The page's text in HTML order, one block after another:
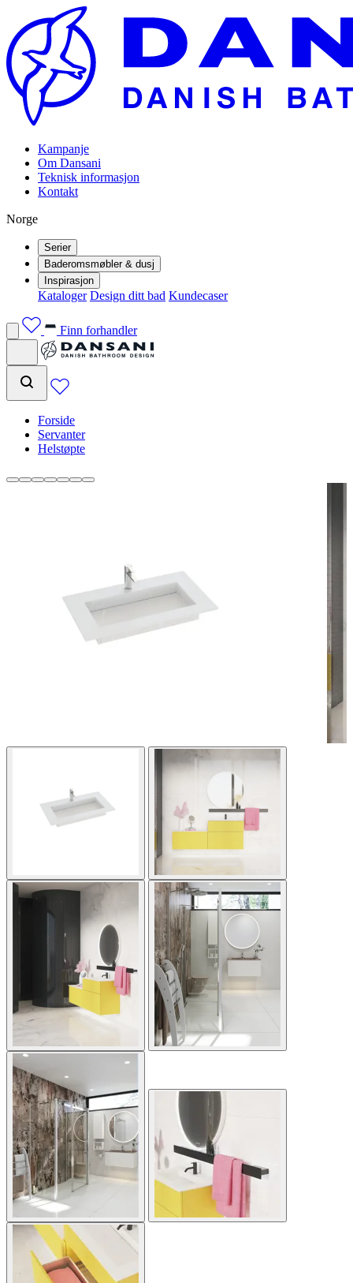
Kampanje
Om Dansani
Teknisk informasjon
Kontakt
Norge
Serier
Baderomsmøbler & dusj
Inspirasjon
Kataloger Design ditt bad Kundecaser
Finn forhandler
Forside
Servanter
Helstøpte